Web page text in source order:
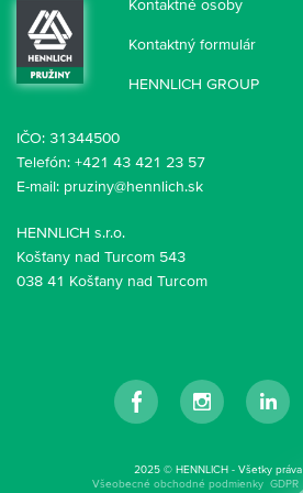
Kontaktné osoby
Kontaktný formulár
HENNLICH GROUP
HENNLICH s.r.o.
Košťany nad Turcom 543
038 41 Košťany nad Turcom
IČO: 31344500
Telefón: +421 43 421 23 57
E-mail: pruziny@hennlich.sk
2025 © HENNLICH - Všetky
Všeobecné obchodné podmienky GDPR
FacebookInstagram